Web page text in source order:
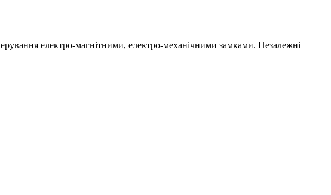
електро-магнітними, електро-механічними замками. Незалежні